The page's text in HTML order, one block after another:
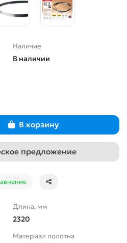
Наличие
В наличии
В корзину
предложение
Длина, мм
2320
Материал полотна